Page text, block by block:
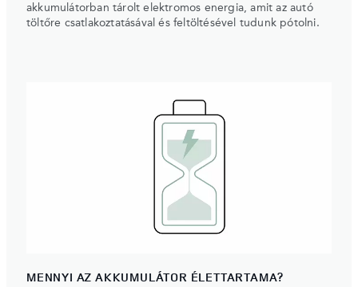
akkumulátorban tárolt elektromos energia, amit az autó
töltőre csatlakoztatásával és feltöltésével tudunk pótolni.
MENNYI AZ AKKUMULÁTOR ÉLETTARTAMA?